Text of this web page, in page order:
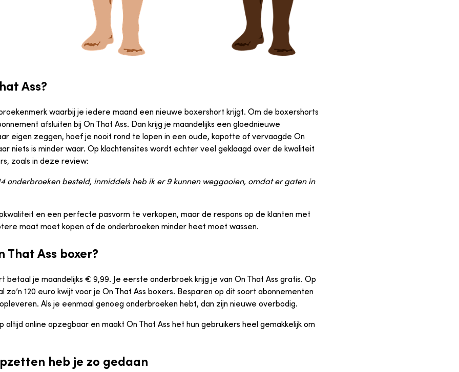
Ass?
waarbij je iedere maand een nieuwe boxershort krijgt. Om de boxershorts
afsluiten bij On That Ass. Dan krijg je maandelijks een gloednieuwe
eigen zeggen, hoef je nooit rond te lopen in een oude, kapotte of vervaagde On
niets is minder waar. Op klachtensites wordt echter veel geklaagd over de kwaliteit
zoals in deze review:
onderbroeken besteld, inmiddels heb ik er 9 kunnen weggooien, omdat er gaten in
en een perfecte pasvorm te verkopen, maar de respons op de klanten met
maat moet kopen of de onderbroeken minder heet moet wassen.
That Ass boxer?
betaal je maandelijks € 9,99. Je eerste onderbroek krijg je van On That Ass gratis. Op
zo’n 120 euro kwijt voor je On That Ass boxers. Besparen op dit soort abonnementen
Als je eenmaal genoeg onderbroeken hebt, dan zijn nieuwe overbodig.
altijd online opzegbaar en maakt On That Ass het hun gebruikers heel gemakkelijk om
heb je zo gedaan